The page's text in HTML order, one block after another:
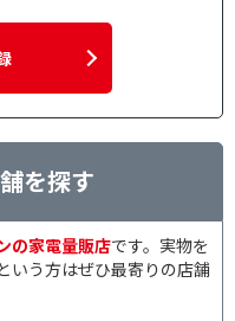
を探す
の家電量販店です。実物を
いう方はぜひ最寄りの店舗